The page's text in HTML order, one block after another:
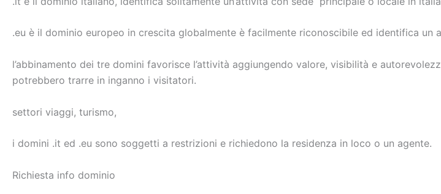
.eu è il dominio europeo in crescita globalmente è facilmente riconoscibile ed identifica un
l’abbinamento dei tre domini favorisce l’attività aggiungendo valore, visibilità e
potrebbero trarre in inganno i visitatori.
settori viaggi, turismo,
i domini .it ed .eu sono soggetti a restrizioni e richiedono la residenza in loco o un agente.
Richiesta info dominio